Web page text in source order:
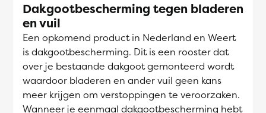
Dakgootbescherming tegen bladeren
en vuil
Een opkomend product in Nederland en Weert
is dakgootbescherming. Dit is een rooster dat
over je bestaande dakgoot gemonteerd wordt
waardoor bladeren en ander vuil geen kans
meer krijgen om verstoppingen te veroorzaken.
Wanneer je eenmaal dakgootbescherming hebt